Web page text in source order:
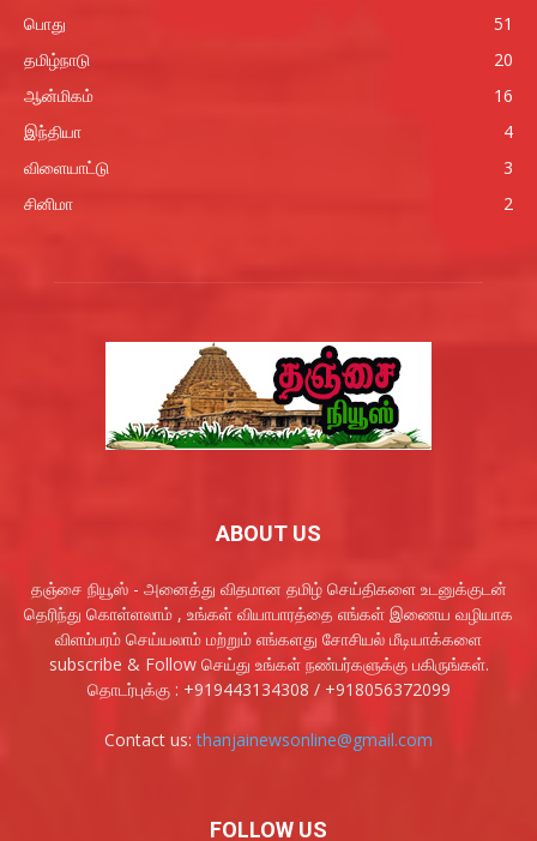
பொது
51
தமிழ்நாடு
20
ஆன்மிகம்
16
இந்தியா
4
விளையாட்டு
3
சினிமா
2
ABOUT US
தஞ்சை நியூஸ் - அனைத்து விதமான தமிழ் செய்திகளை உடனுக்குடன்
தெரிந்து கொள்ளலாம் , உங்கள் வியாபாரத்தை எங்கள் இணைய வழியாக
விளம்பரம் செய்யலாம் மற்றும் எங்களது சோசியல் மீடியாக்களை
subscribe & Follow செய்து உங்கள் நண்பர்களுக்கு பகிருங்கள்.
தொடர்புக்கு : +919443134308 / +918056372099
Contact us:thanjainewsonline@gmail.com
FOLLOW US